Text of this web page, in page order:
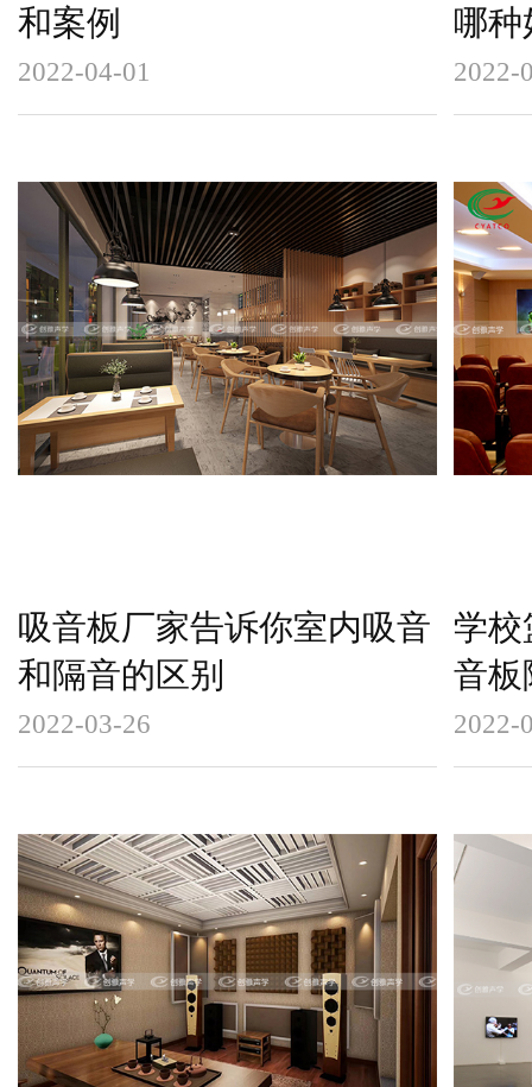
和案例
2022-04-01
哪种
2022-
吸音板厂家告诉你室内吸音
和隔音的区别
2022-03-26
学校
音板
2022-